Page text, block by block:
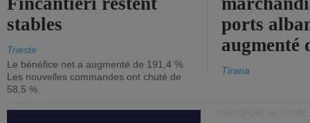
stables
Trieste
Le bénéfice net a augmenté de 191,4 %.
Les nouvelles commandes ont chuté de
58,5 %.
ports
augmenté
Tirana